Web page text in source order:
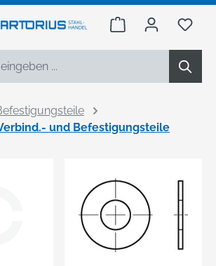
Warenkorb Du
und Befestigungsteile